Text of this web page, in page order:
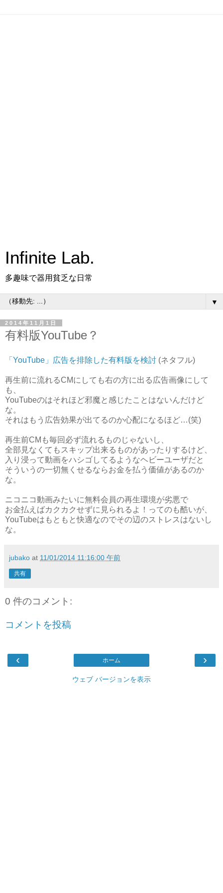
Infinite Lab.
多趣味で器用貧乏な日常
▼
2014年11月1日
有料版YouTube？
「YouTube」広告を排除した有料版を検討 (ネタフル)
再生前に流れるCMにしても右の方に出る広告画像にして
も、
YouTubeのはそれほど邪魔と感じたことはないんだけど
な。
それはもう広告効果が出てるのか心配になるほど…(笑)
再生前CMも毎回必ず流れるものじゃないし、
全部見なくてもスキップ出来るものがあったりするけど、
入り浸って動画をハシゴしてるようなヘビーユーザだと
そういうの一切無くせるならお金を払う価値があるのか
な。
ニコニコ動画みたいに無料会員の再生環境が劣悪で
お金払えばカクカクせずに見られるよ！ってのも酷いが、
YouTubeはもともと快適なのでその辺のストレスはないし
な。
jubako at 11/01/2014 11:16:00 午前
共有
0 件のコメント:
コメントを投稿
‹ ›
ホーム
ウェブ バージョンを表示